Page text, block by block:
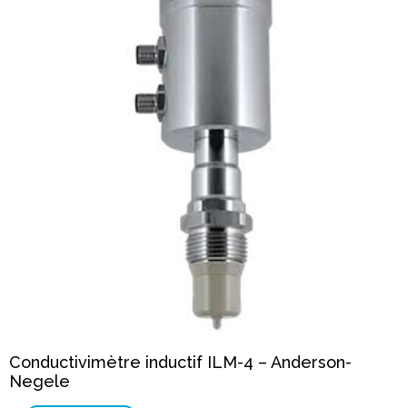
Conductivimètre inductif ILM-4 – Anderson-
Negele